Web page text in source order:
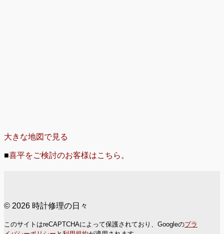
大きな地図で見る
■喜平をご検討のお客様はこちら。
© 2026 時計修理の日々
このサイトはreCAPTCHAによって保護されており、Googleのプラ